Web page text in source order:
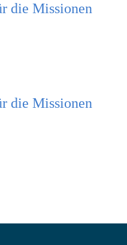
die Missionen
die Missionen